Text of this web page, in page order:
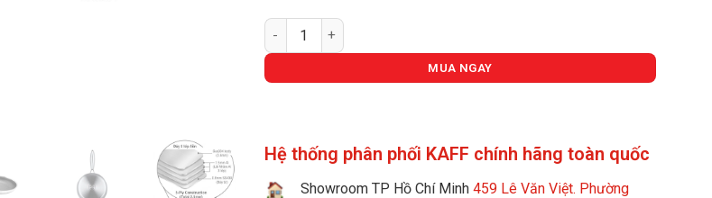
Chảo Tổ Ong Chống Dính KAFF KF-265IHC số lượng
MUA NGAY
Hệ thống phân phối KAFF chính hãng toàn quốc
Showroom TP Hồ Chí Minh 459 Lê Văn Việt. Phường